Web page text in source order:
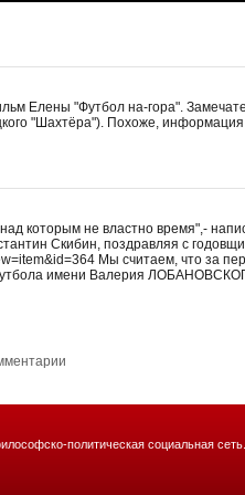
Елены "Футбол на-гора".
"Шахтёра"). Похоже,
которым не властно время",-
Скибин, поздравляя с
Мы считаем, что за
имени Валерия
политическая социальная сеть.